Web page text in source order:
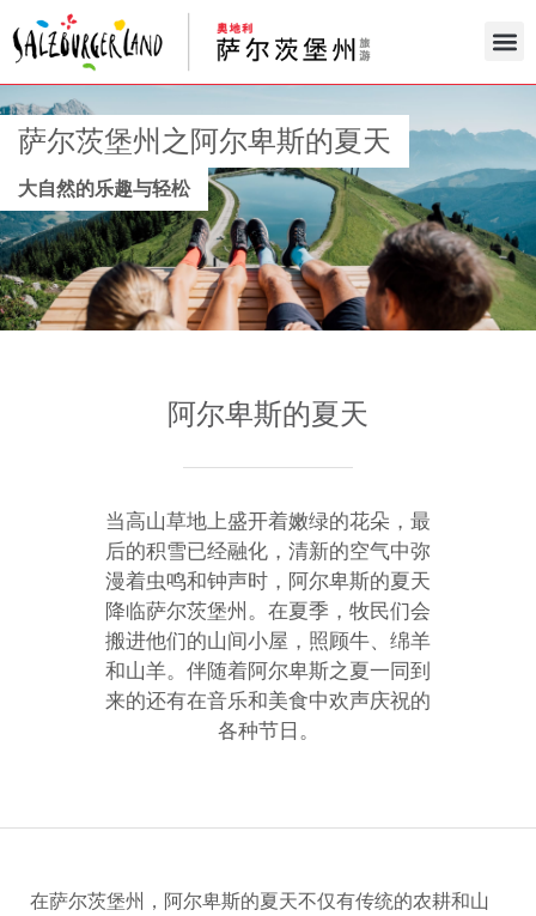
萨尔茨堡州之阿尔卑斯的夏天
大自然的乐趣与轻松
阿尔卑斯的夏天
当高山草地上盛开着嫩绿的花朵，最
后的积雪已经融化，清新的空气中弥
漫着虫鸣和钟声时，阿尔卑斯的夏天
降临萨尔茨堡州。在夏季，牧民们会
搬进他们的山间小屋，照顾牛、绵羊
和山羊。伴随着阿尔卑斯之夏一同到
来的还有在音乐和美食中欢声庆祝的
各种节日。
在萨尔茨堡州，阿尔卑斯的夏天不仅有传统的农耕和山